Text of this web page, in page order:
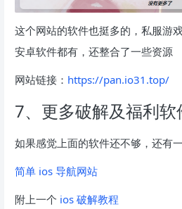
这个网站的软件也挺多的，私服游
安卓软件都有，还整合了一些资源
网站链接： https://pan.io31.top/
7、更多破解及福利软
如果感觉上面的软件还不够，还有
简单 ios 导航网站
附上一个 ios 破解教程